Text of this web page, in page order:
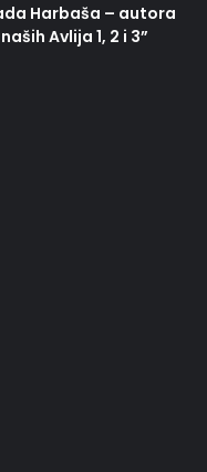
Harbaša – autora
Avlija 1, 2 i 3”